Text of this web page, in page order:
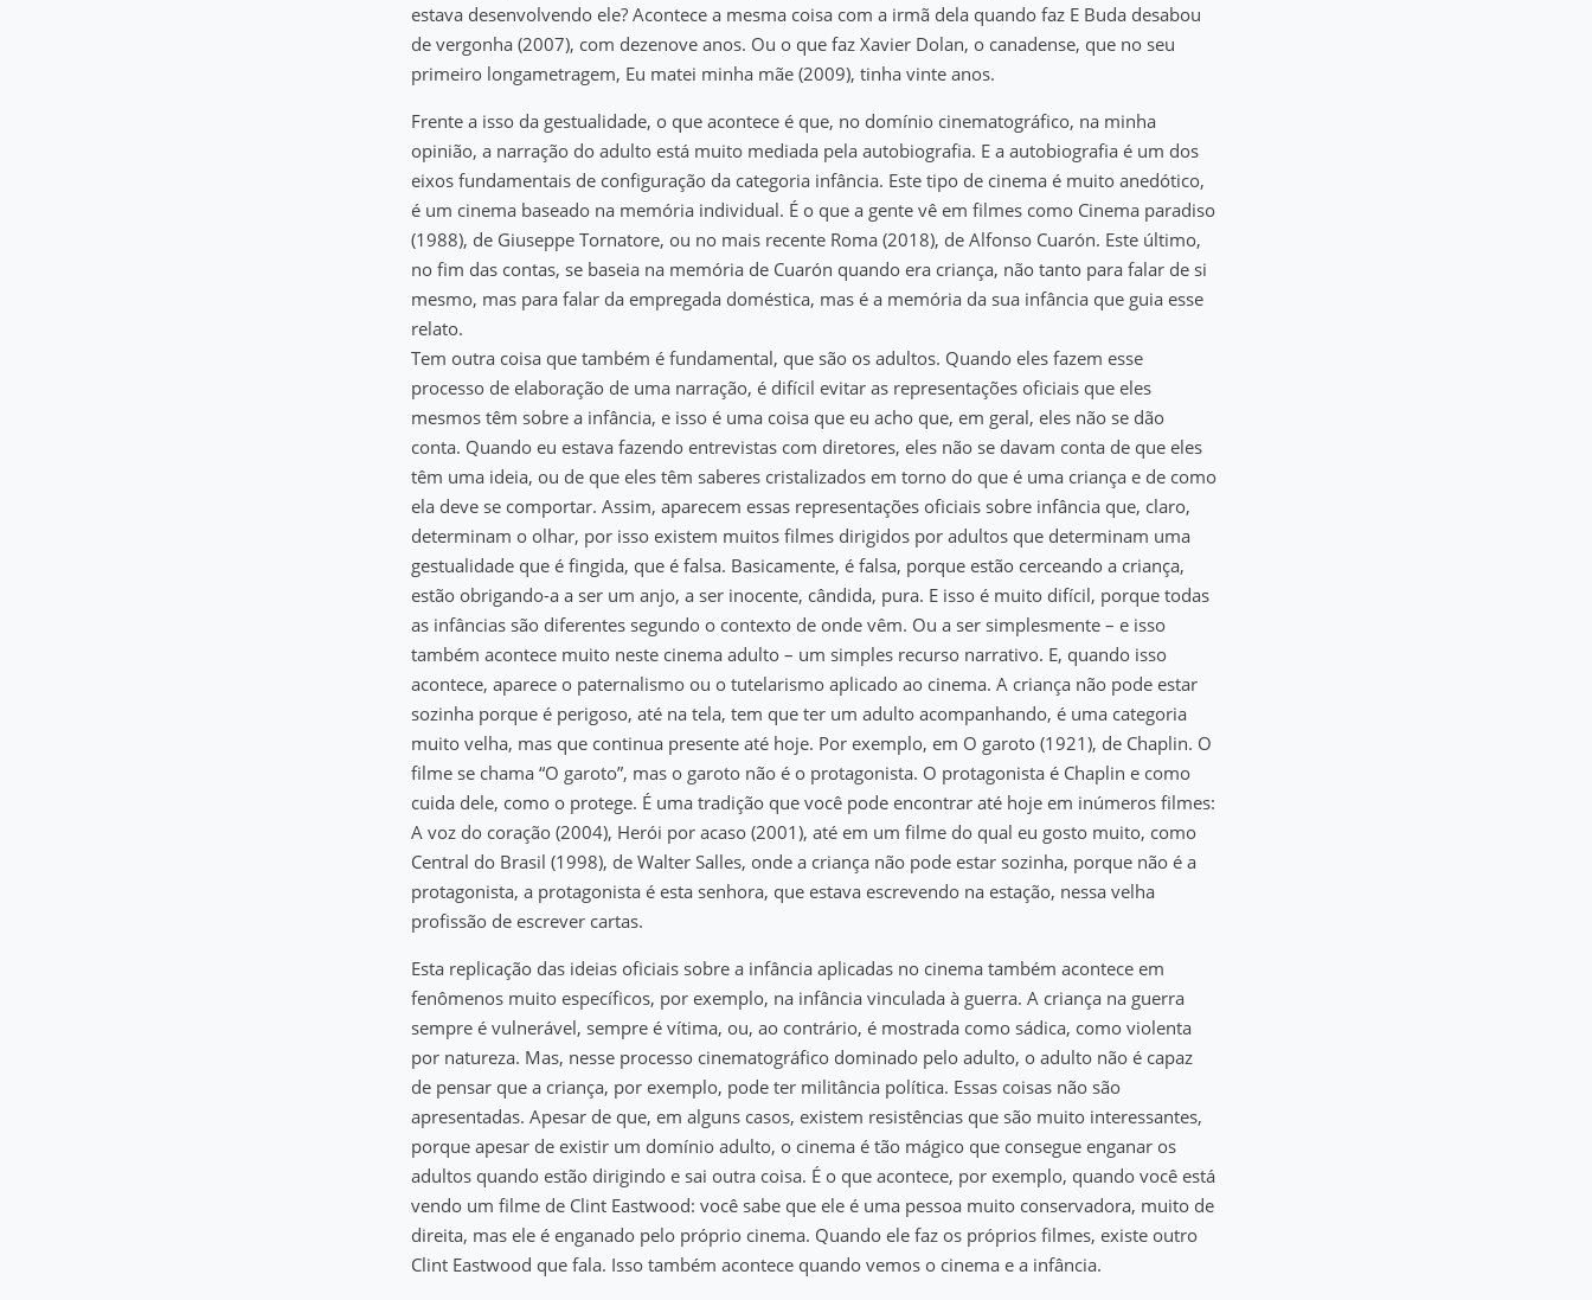
estava desenvolvendo ele? Acontece a mesma coisa com a irmã dela quando faz E Buda desabou
de vergonha (2007), com dezenove anos. Ou o que faz Xavier Dolan, o canadense, que no seu
primeiro longametragem, Eu matei minha mãe (2009), tinha vinte anos.
Frente a isso da gestualidade, o que acontece é que, no domínio cinematográfico, na minha
opinião, a narração do adulto está muito mediada pela autobiografia. E a autobiografia é um dos
eixos fundamentais de configuração da categoria infância. Este tipo de cinema é muito anedótico,
é um cinema baseado na memória individual. É o que a gente vê em filmes como Cinema paradiso
(1988), de Giuseppe Tornatore, ou no mais recente Roma (2018), de Alfonso Cuarón. Este último,
no fim das contas, se baseia na memória de Cuarón quando era criança, não tanto para falar de si
mesmo, mas para falar da empregada doméstica, mas é a memória da sua infância que guia esse
relato.
Tem outra coisa que também é fundamental, que são os adultos. Quando eles fazem esse
processo de elaboração de uma narração, é difícil evitar as representações oficiais que eles
mesmos têm sobre a infância, e isso é uma coisa que eu acho que, em geral, eles não se dão
conta. Quando eu estava fazendo entrevistas com diretores, eles não se davam conta de que eles
têm uma ideia, ou de que eles têm saberes cristalizados em torno do que é uma criança e de como
ela deve se comportar. Assim, aparecem essas representações oficiais sobre infância que, claro,
determinam o olhar, por isso existem muitos filmes dirigidos por adultos que determinam uma
gestualidade que é fingida, que é falsa. Basicamente, é falsa, porque estão cerceando a criança,
estão obrigando-a a ser um anjo, a ser inocente, cândida, pura. E isso é muito difícil, porque todas
as infâncias são diferentes segundo o contexto de onde vêm. Ou a ser simplesmente – e isso
também acontece muito neste cinema adulto – um simples recurso narrativo. E, quando isso
acontece, aparece o paternalismo ou o tutelarismo aplicado ao cinema. A criança não pode estar
sozinha porque é perigoso, até na tela, tem que ter um adulto acompanhando, é uma categoria
muito velha, mas que continua presente até hoje. Por exemplo, em O garoto (1921), de Chaplin. O
filme se chama “O garoto”, mas o garoto não é o protagonista. O protagonista é Chaplin e como
cuida dele, como o protege. É uma tradição que você pode encontrar até hoje em inúmeros filmes:
A voz do coração (2004), Herói por acaso (2001), até em um filme do qual eu gosto muito, como
Central do Brasil (1998), de Walter Salles, onde a criança não pode estar sozinha, porque não é a
protagonista, a protagonista é esta senhora, que estava escrevendo na estação, nessa velha
profissão de escrever cartas.
Esta replicação das ideias oficiais sobre a infância aplicadas no cinema também acontece em
fenômenos muito específicos, por exemplo, na infância vinculada à guerra. A criança na guerra
sempre é vulnerável, sempre é vítima, ou, ao contrário, é mostrada como sádica, como violenta
por natureza. Mas, nesse processo cinematográfico dominado pelo adulto, o adulto não é capaz
de pensar que a criança, por exemplo, pode ter militância política. Essas coisas não são
apresentadas. Apesar de que, em alguns casos, existem resistências que são muito interessantes,
porque apesar de existir um domínio adulto, o cinema é tão mágico que consegue enganar os
adultos quando estão dirigindo e sai outra coisa. É o que acontece, por exemplo, quando você está
vendo um filme de Clint Eastwood: você sabe que ele é uma pessoa muito conservadora, muito de
direita, mas ele é enganado pelo próprio cinema. Quando ele faz os próprios filmes, existe outro
Clint Eastwood que fala. Isso também acontece quando vemos o cinema e a infância.